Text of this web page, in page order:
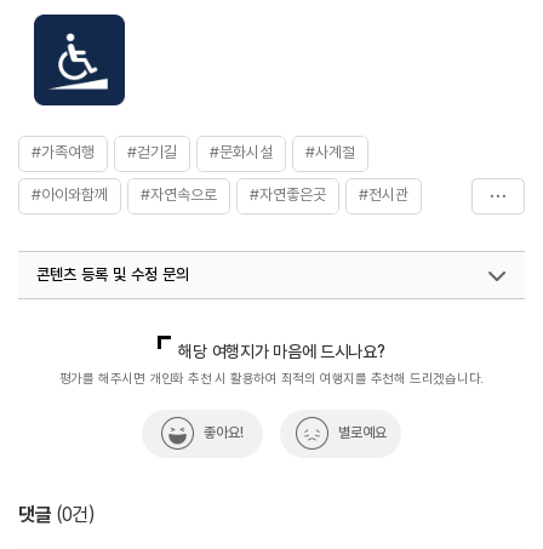
#가족여행 #걷기길 #문화시설 #사계절
#아이와함께 #자연속으로 #자연좋은곳 #전시관
콘텐츠 등록 및 수정 문의
열린관광콘텐츠팀(열린관광-모두의여행)
033-738-3425
해당 여행지가 마음에 드시나요?
평가를 해주시면 개인화 추천 시 활용하여 최적의 여행지를 추천해 드리겠습니다.
좋아요! 별로예요
댓글 (0건)